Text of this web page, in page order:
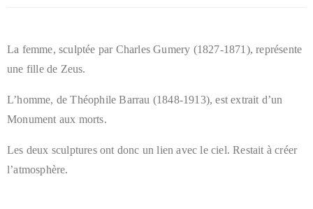
La femme, sculptée par Charles Gumery (1827-1871), représente
une fille de Zeus.
L’homme, de Théophile Barrau (1848-1913), est extrait d’un
Monument aux morts.
Les deux sculptures ont donc un lien avec le ciel.Restait à créer
l’atmosphère.